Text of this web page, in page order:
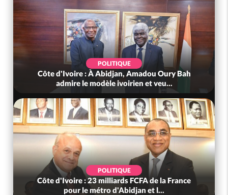
POLITIQUE
Côte d'Ivoire : À Abidjan, Amadou Oury Bah
admire le modèle ivoirien et veu...
POLITIQUE
Côte d'Ivoire : 23 milliards FCFA de la France
pour le métro d'Abidjan et l...